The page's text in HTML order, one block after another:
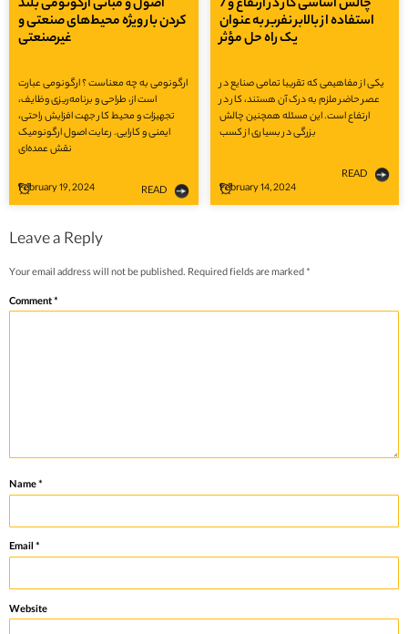
اصول و مبانی ارگونومی بلند
کردن بار ویژه محیط‌های صنعتی و
غیرصنعتی
ارگونومی به چه معناست ؟ ارگونومی عبارت
است از، طراحی و برنامه‌ریزی وظایف،
تجهیزات و محیط کار جهت افزایش راحتی،
ایمنی و کارایی. رعایت اصول ارگونومیک
نقش عمده‌ای
READ
February 19, 2024
7 چالش‌ اساسی کار در ارتفاع و
استفاده از بالابر نفربر به عنوان
یک راه حل مؤثر
یکی از مفاهیمی که تقریبا تمامی صنایع در
عصر حاضر ملزم به درک آن هستند، کار در
ارتفاع است. این مسئله همچنین چالش
بزرگی در بسیاری از کسب
READ
February 14, 2024
Leave a Reply
Your email address will not be published. Required fields are marked*
Comment*
Name*
Email*
Website